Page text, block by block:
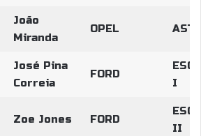
João
Miranda
OPEL
José Pina
Correia
FORD
I
Zoe Jones FORD
II